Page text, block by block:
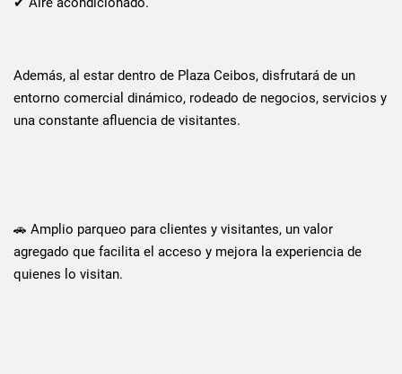
Además, al estar dentro de Plaza Ceibos, disfrutará de un
entorno comercial dinámico, rodeado de negocios, servicios y
una constante afluencia de visitantes.
🚗 Amplio parqueo para clientes y visitantes, un valor
agregado que facilita el acceso y mejora la experiencia de
quienes lo visitan.